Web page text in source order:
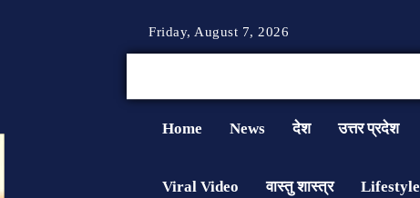
Friday, August 7, 2026
Home News देश उत्तर प्रदेश
Viral Video वास्तु शास्त्र Lifestyle